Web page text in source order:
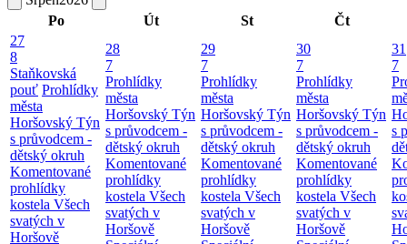
Po
Út St
Čt
27
8
Staňkovská
pouť Prohlídky
města
Horšovský Týn
s průvodcem -
dětský okruh
Komentované
prohlídky
kostela Všech
svatých v
Horšově
28
7
Prohlídky
města
Horšovský Týn
s průvodcem -
dětský okruh
Komentované
prohlídky
kostela Všech
svatých v
Horšově
29
7
Prohlídky
města
Horšovský Týn
s průvodcem -
dětský okruh
Komentované
prohlídky
kostela Všech
svatých v
Horšově
30
7
Prohlídky
města
Horšovský Týn
s průvodcem -
dětský okruh
Komentované
prohlídky
kostela Všech
svatých v
Horšově
31
7
s